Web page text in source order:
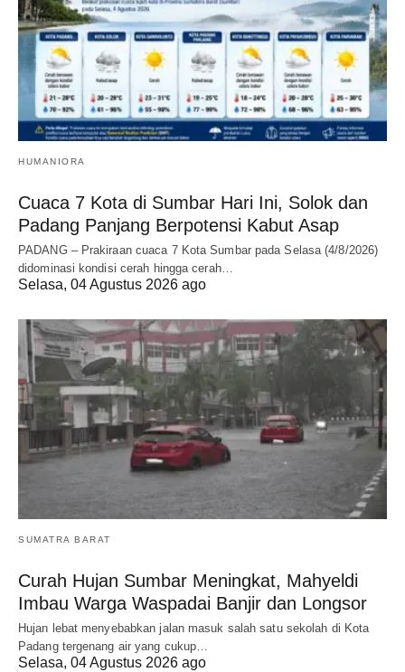
HUMANIORA
Cuaca 7 Kota di Sumbar Hari Ini, Solok dan
Padang Panjang Berpotensi Kabut Asap
PADANG – Prakiraan cuaca 7 Kota Sumbar pada Selasa (4/8/2026)
didominasi kondisi cerah hingga cerah…
Selasa, 04 Agustus 2026 ago
SUMATRA BARAT
Curah Hujan Sumbar Meningkat, Mahyeldi
Imbau Warga Waspadai Banjir dan Longsor
Hujan lebat menyebabkan jalan masuk salah satu sekolah di Kota
Padang tergenang air yang cukup…
Selasa, 04 Agustus 2026 ago